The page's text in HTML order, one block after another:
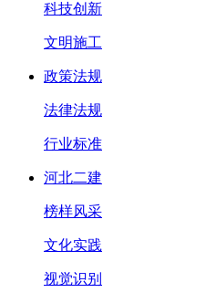
科技创新
文明施工
政策法规
法律法规
行业标准
河北二建
榜样风采
文化实践
视觉识别